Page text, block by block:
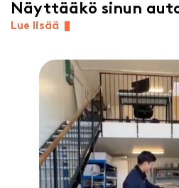
Näyttääkö sinun
Lue lisää